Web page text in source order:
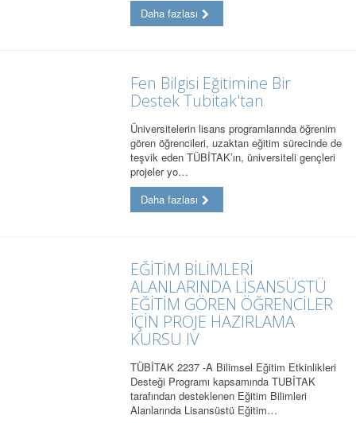
Daha fazlası
Fen Bilgisi Eğitimine Bir
Destek Tubitak'tan
Üniversitelerin lisans programlarında öğrenim
gören öğrencileri, uzaktan eğitim sürecinde de
teşvik eden TÜBİTAK’ın, üniversiteli gençleri
projeler yo…
Daha fazlası
EĞİTİM BİLİMLERİ
ALANLARINDA LİSANSÜSTÜ
EĞİTİM GÖREN ÖĞRENCİLER
İÇİN PROJE HAZIRLAMA
KURSU IV
TÜBİTAK 2237 -A Bilimsel Eğitim Etkinlikleri
Desteği Programı kapsamında TUBİTAK
tarafından desteklenen Eğitim Bilimleri
Alanlarında Lisansüstü Eğitim…